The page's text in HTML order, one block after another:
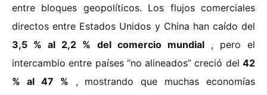
entre bloques geopolíticos. Los flujos comerciales
directos entre Estados Unidos y China han caído del
3,5 % al 2,2 % del comercio mundial, pero el
intercambio entre países “no alineados” creció del 42
% al 47 % , mostrando que muchas economías